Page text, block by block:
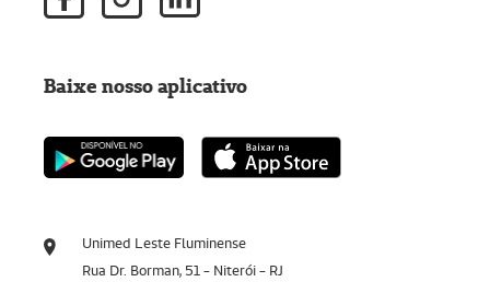
Unimed Leste Fluminense
Rua Dr. Borman, 51 - Niterói - RJ
Baixe nosso aplicativo